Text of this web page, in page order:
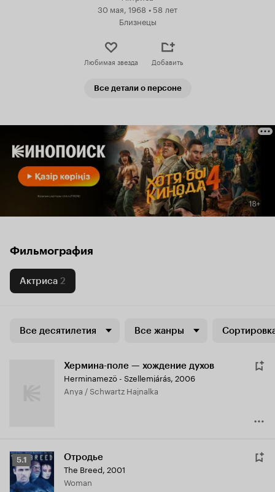
30 мая, 1968 •58 лет
Близнецы
Любимая звезда Добавить
Все детали о персоне
Фильмография
Актриса 2
Все десятилетия Все жанры
Хермина-поле — хождение духов
Herminamezö - Szellemjárás, 2006
anya / Schwartz Hajnalka
Рейтинг
Кинопоиска
5.1
5.1 Отродье
The Breed, 2001
Woman